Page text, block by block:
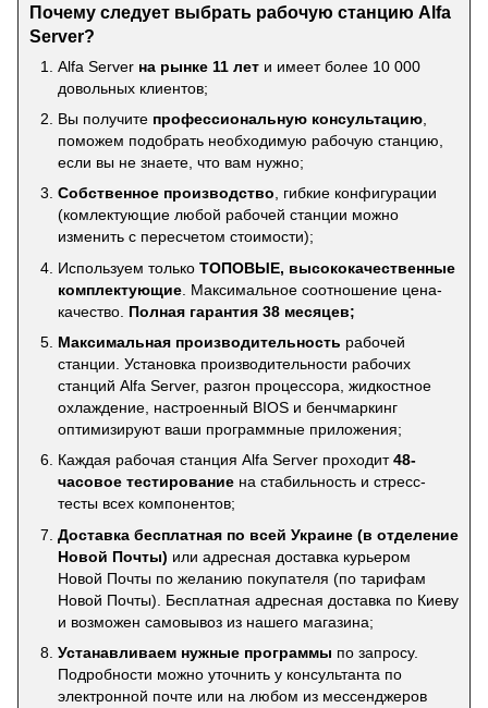
Почему следует выбрать рабочую станцию Alfa
Server?
Alfa Server на рынке 11 лет и имеет более 10 000
довольных клиентов;
Вы получите профессиональную консультацию
поможем подобрать необходимую рабочую станцию,
если вы не знаете, что вам нужно;
Собственное производство, гибкие конфигурации
(комлектующие любой рабочей станции можно
изменить с пересчетом стоимости);
Используем только ТОПОВЫЕ, высококачественные
комплектующие . Максимальное соотношение цена-
качество. Полная гарантия 38 месяцев;
Максимальная производительность рабочей
станции. Установка производительности рабочих
станций Alfa Server, разгон процессора, жидкостное
охлаждение, настроенный BIOS и бенчмаркинг
оптимизируют ваши программные приложения;
Каждая рабочая станция Alfa Server проходит48-
часовое тестирование на стабильность и стресс-
тесты всех компонентов;
Доставка бесплатная по всей Украине (в отделение
Новой Почты) или адресная доставка курьером
Новой Почты по желанию покупателя (по тарифам
Новой Почты). Бесплатная адресная доставка по Киеву
и возможен самовывоз из нашего магазина;
Устанавливаем нужные программы по запросу.
Подробности можно уточнить у консультанта по
электронной почте или на любом из мессенджеров